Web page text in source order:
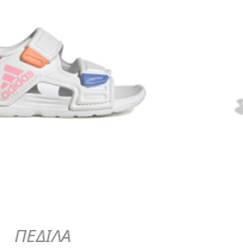
ΠΕΔΙΛΑ